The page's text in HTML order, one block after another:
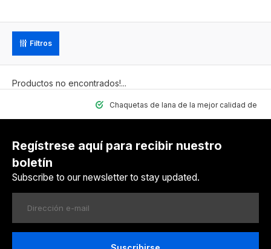
Filtros
Productos no encontrados!...
Chaquetas de lana de la mejor calidad de Nepal
Regístrese aquí para recibir nuestro
boletín
Subscribe to our newsletter to stay updated.